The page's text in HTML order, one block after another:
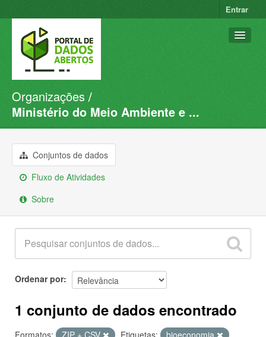
Entrar
Conjuntos de dados
Organizações
Sobre
Organizações
Ministério do Meio Ambiente e ...
Conjuntos de dados
Fluxo de Atividades
Sobre
Ordenar por
1 conjunto de dados encontrado
Formatos: ZIP + CSV Etiquetas:
bioeconomia